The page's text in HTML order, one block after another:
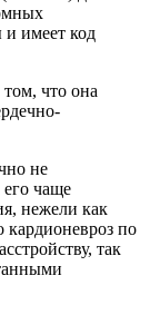
и имеет код
что она
не
его чаще
нежели как
кардионевроз по
так